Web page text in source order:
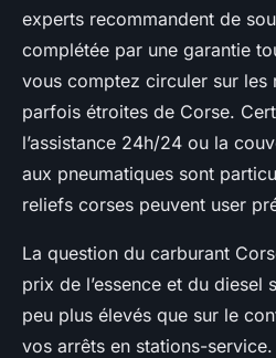
experts recommandent de
complétée par une garantie
vous comptez circuler sur les
parfois étroites de Corse.
l’assistance 24h/24 ou la
aux pneumatiques sont
reliefs corses peuvent user
La question du carburant
prix de l’essence et du diesel
peu plus élevés que sur le
vos arrêts en stations-